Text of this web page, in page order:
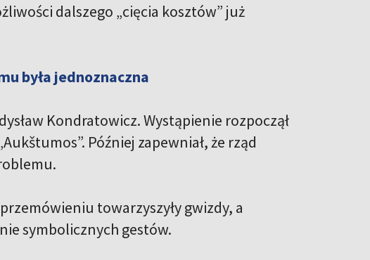
dalszego „cięcia kosztów” już
była jednoznaczna
Kondratowicz. Wystąpienie rozpoczął
Później zapewniał, że rząd
towarzyszyły gwizdy, a
symbolicznych gestów.